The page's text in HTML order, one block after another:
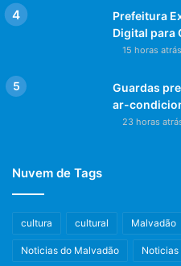
Prefeitura
Digital para
15 horas atrás
Guardas
ar-
23 horas
Nuvem de Tags
cultura cultural Malvadão
Noticias do Malvadão Noticias